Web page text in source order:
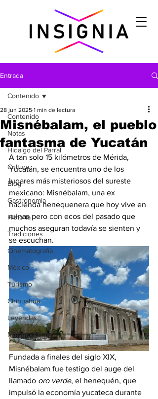
Entrada
Contenido
Notas
Hidalgo del Parral
Cultura
Blog
Gastronomìa
Historia
Tradiciones
Cinematografía
México
Turismo
Chihuahua
Leyendas
Matamoros
Contenido
Misnébalam, el pueblo
fantasma de Yucatán
28 jun 2025 1 min de lectura
A tan solo 15 kilómetros de Mérida,
Yucatán, se encuentra uno de los
lugares más misteriosos del sureste
mexicano: Misnébalam, una ex
hacienda henequenera que hoy vive en
ruinas pero con ecos del pasado que
muchos aseguran todavía se sienten y
se escuchan.
Fundada a finales del siglo XIX,
Misnébalam fue testigo del auge del
llamado oro verde, el henequén, que
impulsó la economía yucateca durante